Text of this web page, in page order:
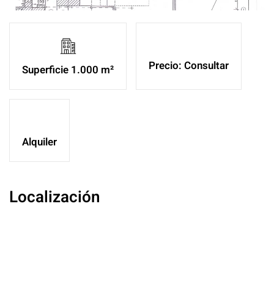
Superficie 1.000 m² Precio: Consultar
Alquiler
Localización